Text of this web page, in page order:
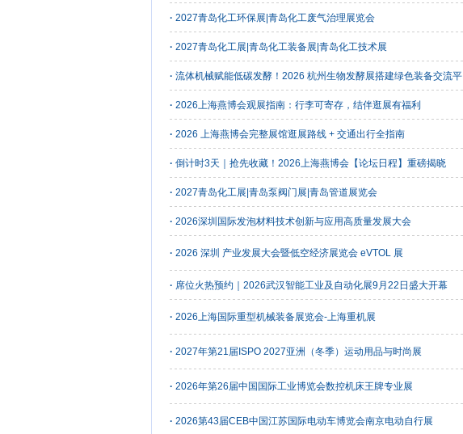
· 2027青岛化工环保展|青岛化工废气治理展览会
· 2027青岛化工展|青岛化工装备展|青岛化工技术展
· 流体机械赋能低碳发酵！2026 杭州生物发酵展搭建绿色装备交流平
· 2026上海燕博会观展指南：行李可寄存，结伴逛展有福利
· 2026 上海燕博会完整展馆逛展路线 + 交通出行全指南
· 倒计时3天｜抢先收藏！2026上海燕博会【论坛日程】重磅揭晓
· 2027青岛化工展|青岛泵阀门展|青岛管道展览会
· 2026深圳国际发泡材料技术创新与应用高质量发展大会
· 2026 深圳 产业发展大会暨低空经济展览会 eVTOL 展
· 席位火热预约｜2026武汉智能工业及自动化展9月22日盛大开幕
· 2026上海国际重型机械装备展览会-上海重机展
· 2027年第21届ISPO 2027亚洲（冬季）运动用品与时尚展
· 2026年第26届中国国际工业博览会数控机床王牌专业展
· 2026第43届CEB中国江苏国际电动车博览会南京电动自行展